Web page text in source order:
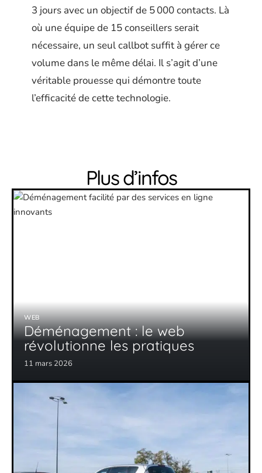
3 jours avec un objectif de 5 000 contacts. Là
où une équipe de 15 conseillers serait
nécessaire, un seul callbot suffit à gérer ce
volume dans le même délai. Il s’agit d’une
véritable prouesse qui démontre toute
l’efficacité de cette technologie.
Plus d’infos
WEB
Déménagement : le web
révolutionne les pratiques
11 mars 2026